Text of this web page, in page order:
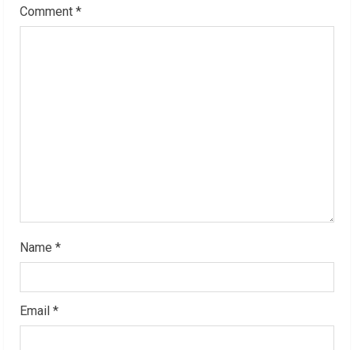
R
Comment *
Name *
Email *